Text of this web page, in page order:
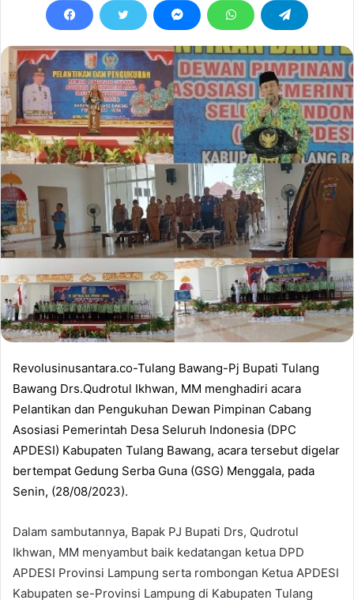
email
Revolusinusantara.co-Tulang Bawang-Pj Bupati Tulang
Bawang Drs.Qudrotul Ikhwan, MM menghadiri acara
Pelantikan dan Pengukuhan Dewan Pimpinan Cabang
Asosiasi Pemerintah Desa Seluruh Indonesia (DPC
APDESI) Kabupaten Tulang Bawang, acara tersebut digelar
bertempat Gedung Serba Guna (GSG) Menggala, pada
Senin, (28/08/2023).
Dalam sambutannya, Bapak PJ Bupati Drs, Qudrotul
Ikhwan, MM menyambut baik kedatangan ketua DPD
APDESI Provinsi Lampung serta rombongan Ketua APDESI
Kabupaten se-Provinsi Lampung di Kabupaten Tulang